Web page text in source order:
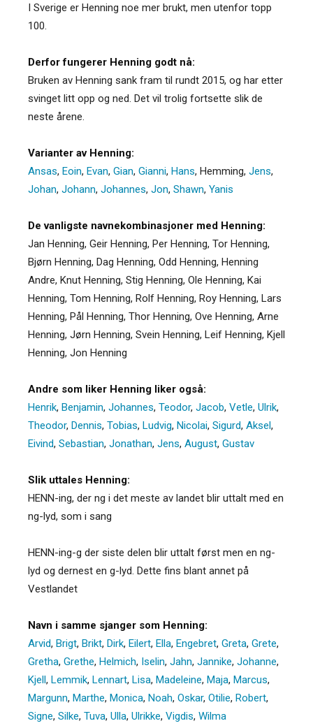
I Sverige er Henning noe mer brukt, men utenfor topp
100.
Derfor fungerer Henning godt nå:
Bruken av Henning sank fram til rundt 2015, og har etter
svinget litt opp og ned. Det vil trolig fortsette slik de
neste årene.
Varianter av Henning:
Ansas, Eoin, Evan, Gian, Gianni, Hans, Hemming, Jens,
Johan, Johann, Johannes, Jon, Shawn, Yanis
De vanligste navnekombinasjoner med Henning:
Jan Henning, Geir Henning, Per Henning, Tor Henning,
Bjørn Henning, Dag Henning, Odd Henning, Henning
Andre, Knut Henning, Stig Henning, Ole Henning, Kai
Henning, Tom Henning, Rolf Henning, Roy Henning, Lars
Henning, Pål Henning, Thor Henning, Ove Henning, Arne
Henning, Jørn Henning, Svein Henning, Leif Henning, Kjell
Henning, Jon Henning
Andre som liker Henning liker også:
Henrik, Benjamin, Johannes, Teodor, Jacob, Vetle, Ulrik,
Theodor, Dennis, Tobias, Ludvig, Nicolai, Sigurd, Aksel,
Eivind, Sebastian, Jonathan, Jens, August, Gustav
Slik uttales Henning:
HENN-ing, der ng i det meste av landet blir uttalt med en
ng-lyd, som i sang
HENN-ing-g der siste delen blir uttalt først men en ng-
lyd og dernest en g-lyd. Dette fins blant annet på
Vestlandet
Navn i samme sjanger som Henning:
Arvid, Brigt, Brikt, Dirk, Eilert, Ella, Engebret, Greta, Grete,
Gretha, Grethe, Helmich, Iselin, Jahn, Jannike, Johanne,
Kjell, Lemmik, Lennart, Lisa, Madeleine, Maja, Marcus,
Margunn, Marthe, Monica, Noah, Oskar, Otilie, Robert,
Signe, Silke, Tuva, Ulla, Ulrikke, Vigdis, Wilma